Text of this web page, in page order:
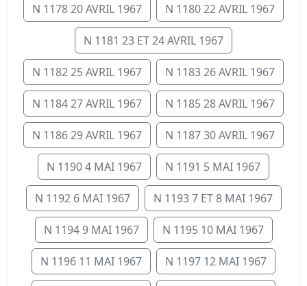
N 1178 20 AVRIL 1967 N 1180 22 AVRIL 1967
N 1181 23 ET 24 AVRIL 1967
N 1182 25 AVRIL 1967 N 1183 26 AVRIL 1967
N 1184 27 AVRIL 1967 N 1185 28 AVRIL 1967
N 1186 29 AVRIL 1967 N 1187 30 AVRIL 1967
N 1190 4 MAI 1967 N 1191 5 MAI 1967
N 1192 6 MAI 1967 N 1193 7 ET 8 MAI 1967
N 1194 9 MAI 1967 N 1195 10 MAI 1967
N 1196 11 MAI 1967 N 1197 12 MAI 1967